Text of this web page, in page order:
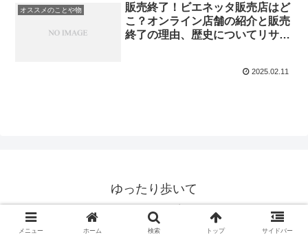
オススメのことや物
販売終了！ビエネッタ販売店はど
こ？オンライン店舗の紹介と販売
終了の理由、歴史についてリサー
2025.02.11
ゆったり歩いて
メニュー ホーム 検索 トップ サイドバー